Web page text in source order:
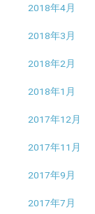
2018年4月
2018年3月
2018年2月
2018年1月
2017年12月
2017年11月
2017年9月
2017年7月